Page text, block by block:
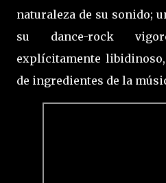
naturaleza de su sonido;
su dance-rock
explícitamente
de ingredientes de la